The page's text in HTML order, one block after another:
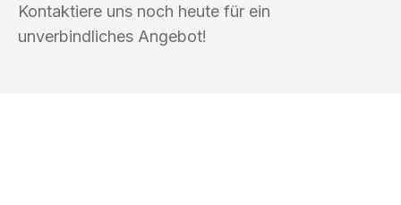
Kontaktiere uns noch heute für ein
unverbindliches Angebot!